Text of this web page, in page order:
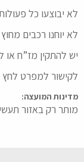
לא יבוצעו כל
לא יוחנו רכבים
יש להתקין מז”ח או
לקישור למפרט לחץ
מדינות המועצה:
מותר רק באזור